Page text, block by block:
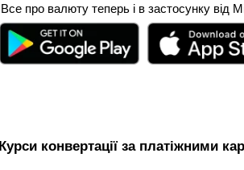
Все про валюту теперь і в застосунку від
Курси конвертації за платіжними